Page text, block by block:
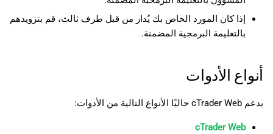
إذا كان المورد الخاص بك يُدار من قبل طرف ثالث، قم بتزويدهم
بالتعليمة البرمجية المضمنة.
أنواع الأدوات
يدعم cTrader Web حاليًا الأنواع التالية من الأدوات:
cTrader Web